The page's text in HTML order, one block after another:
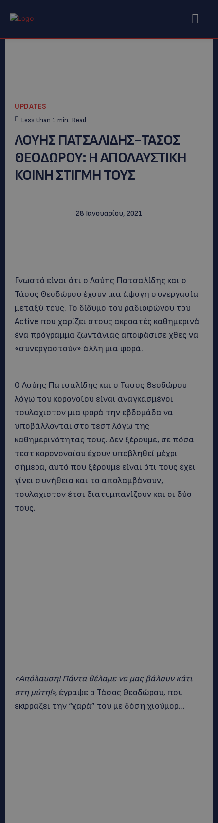
UPDATES
Less than 1 min. Read
ΛΟΥΗΣ ΠΑΤΣΑΛΙΔΗΣ-ΤΑΣΟΣ
ΘΕΟΔΩΡΟΥ: Η ΑΠΟΛΑΥΣΤΙΚΗ
ΚΟΙΝΗ ΣΤΙΓΜΗ ΤΟΥΣ
28 Ιανουαρίου, 2021
Γνωστό είναι ότι ο Λούης Πατσαλίδης και ο
Τάσος Θεοδώρου έχουν μια άψογη συνεργασία
μεταξύ τους. Το δίδυμο του ραδιοφώνου του
Αctive που χαρίζει στους ακροατές καθημερινά
ένα πρόγραμμα ζωντάνιας αποφάσισε χθες να
«συνεργαστούν» άλλη μια φορά.
Ο Λούης Πατσαλίδης και ο Τάσος Θεοδώρου
λόγω του κορονοϊου είναι αναγκασμένοι
τουλάχιστον μια φορά την εβδομάδα να
υποβάλλονται στο τεστ λόγω της
καθημερινότητας τους. Δεν ξέρουμε, σε πόσα
τεστ κορονονοϊου έχουν υποβληθεί μέχρι
σήμερα, αυτό που ξέρουμε είναι ότι τους έχει
γίνει συνήθεια και το απολαμβάνουν,
τουλάχιστον έτσι διατυμπανίζουν και οι δύο
τους.
«Απόλαυση! Πάντα θέλαμε να μας βάλουν κάτι
στη μύτη!», έγραψε ο Τάσος Θεοδώρου, που
εκφράζει την “χαρά” του με δόση χιούμορ…